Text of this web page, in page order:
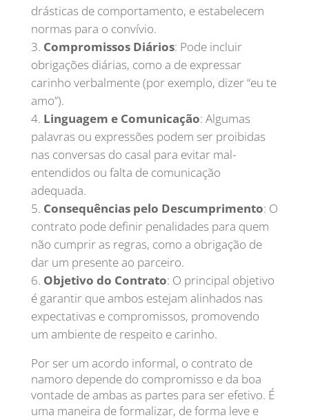
drásticas de comportamento, e estabelecem
normas para o convívio.
Compromissos Diários: Pode incluir
obrigações diárias, como a de expressar
carinho verbalmente (por exemplo, dizer “eu te
amo”).
Linguagem e Comunicação: Algumas
palavras ou expressões podem ser proibidas
nas conversas do casal para evitar mal-
entendidos ou falta de comunicação
adequada.
Consequências pelo Descumprimento: O
contrato pode definir penalidades para quem
não cumprir as regras, como a obrigação de
dar um presente ao parceiro.
Objetivo do Contrato: O principal objetivo
é garantir que ambos estejam alinhados nas
expectativas e compromissos, promovendo
um ambiente de respeito e carinho.
Por ser um acordo informal, o contrato de
namoro depende do compromisso e da boa
vontade de ambas as partes para ser efetivo. É
uma maneira de formalizar, de forma leve e